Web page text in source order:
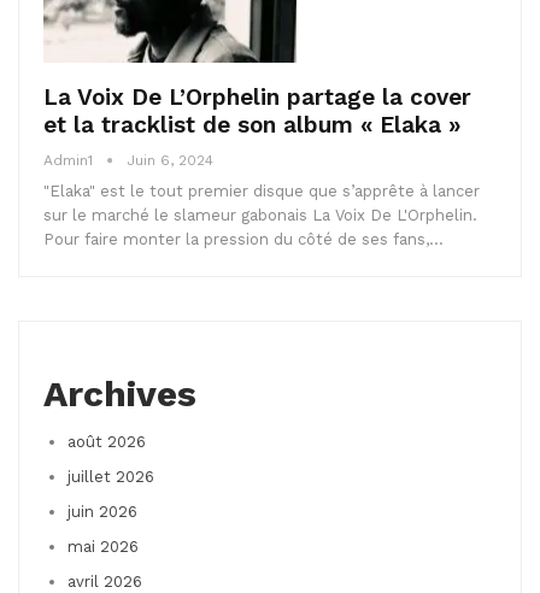
La Voix De L’Orphelin partage la cover
et la tracklist de son album « Elaka »
Admin1 Juin 6, 2024
"Elaka" est le tout premier disque que s’apprête à lancer
sur le marché le slameur gabonais La Voix De L'Orphelin.
Pour faire monter la pression du côté de ses fans,…
Archives
août 2026
juillet 2026
juin 2026
mai 2026
avril 2026